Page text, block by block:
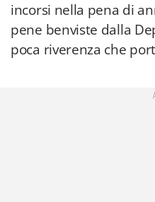
incorsi nella pena di
pene benviste dalla
poca riverenza che